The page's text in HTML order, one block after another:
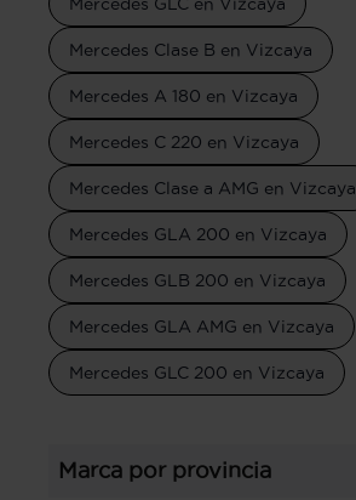
Mercedes Clase B en Vizcaya
Mercedes A 180 en Vizcaya
Mercedes C 220 en Vizcaya
Mercedes Clase a AMG en Vizcaya
Mercedes GLA 200 en Vizcaya
Mercedes GLB 200 en Vizcaya
Mercedes GLA AMG en Vizcaya
Mercedes GLC 200 en Vizcaya
Marca por provincia